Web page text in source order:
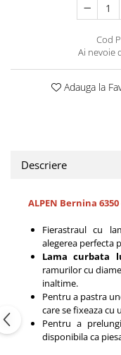
Cod
Ai nevoie
Adauga la
Descriere
ALPEN Bernina 6350
Fierastraul cu
alegerea perfecta
Lama curbata
ramurilor cu
inaltime.
Pentru a pastra
care se fixeaza cu
Pentru a
disponibila ca